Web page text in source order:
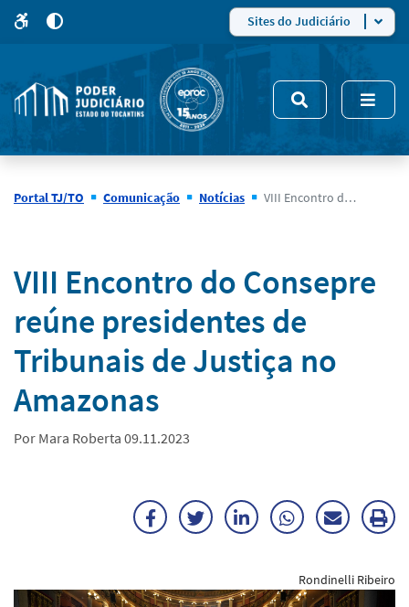
site
5
modo
de
alto
Sites do Judiciário
Portal TJ/TO Comunicação Notícias VIII Encontro do Consepre reúne presidentes de Tribunais de Justiça no Amazonas
Notícias
VIII Encontro do Consepre
reúne presidentes de
Tribunais de Justiça no
Amazonas
Por Mara Roberta 09.11.2023
FacebookTwitterLinkedInWhatsApp
Enviar
E-
Rondinelli Ribeiro